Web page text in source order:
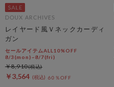
DOUX ARCHIVES
レイヤード風Ｖネックカーディ
ガン
セールアイテムALL10%OFF
8/3(mon)~8/7(fri)
￥3,564 60％OFF
￥8,910